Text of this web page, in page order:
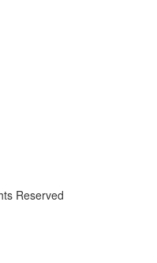
Reserved